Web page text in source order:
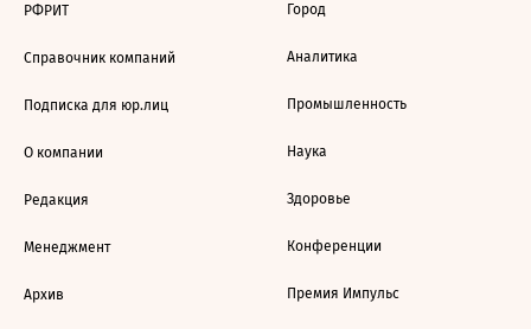
РФРИТ
Справочник компаний
Подписка для юр.лиц
О компании
Редакция
Менеджмент
Архив
Город
Аналитика
Промышленность
Наука
Здоровье
Конференции
Премия Импульс